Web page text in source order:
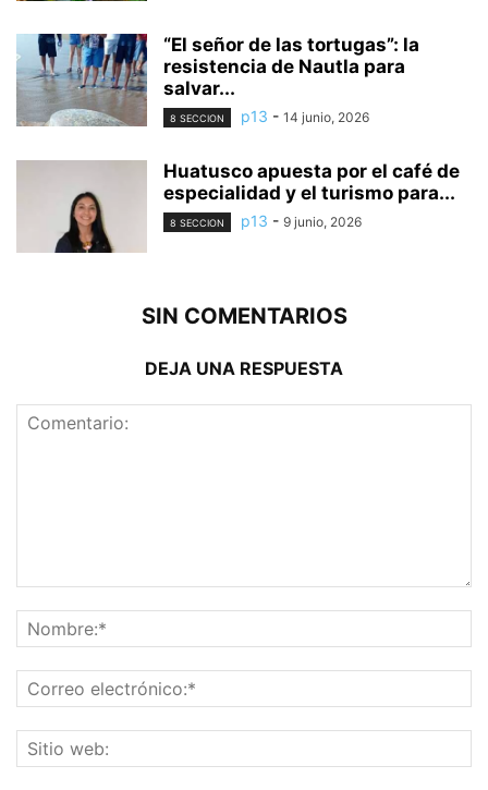
“El señor de las tortugas”: la
resistencia de Nautla para
salvar...
8 SECCION p13 - 14 junio, 2026
Huatusco apuesta por el café de
especialidad y el turismo para...
8 SECCION p13 - 9 junio, 2026
SIN COMENTARIOS
DEJA UNA RESPUESTA